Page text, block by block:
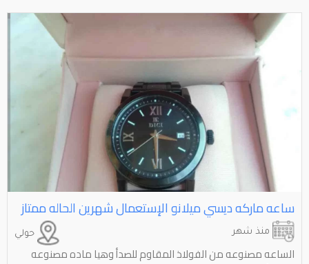
ساعه ماركه ديسي ميلانو الإستعمال شهرين الحاله ممتاز
حولي منذ شهر
الساعه مصنوعه من الفولاذ المقاوم للصدأ وهيا ماده مصنوعه